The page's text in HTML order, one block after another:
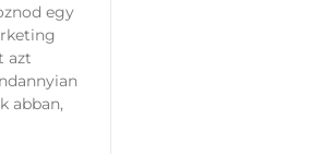
egy
azt
abban,